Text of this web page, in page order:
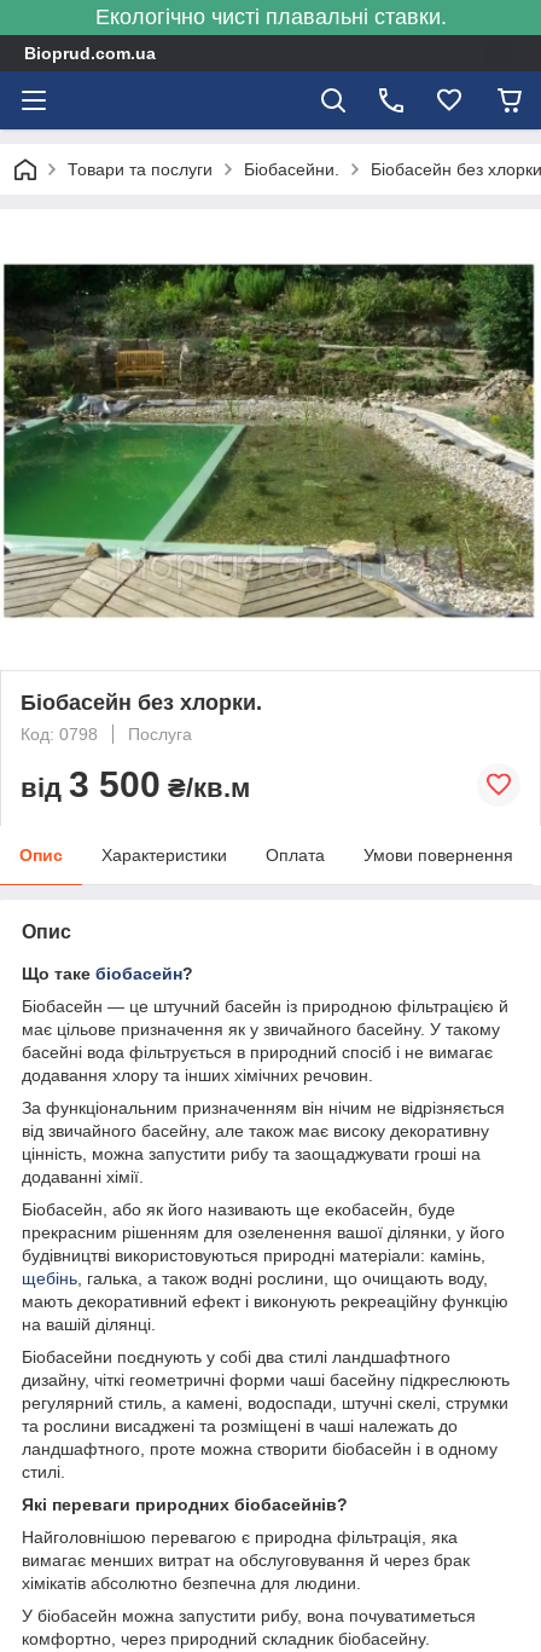
Екологічно чисті плавальні ставки.
Bioprud.com.ua
Товари та послуги Біобасейни. Біобасейн без
Біобасейн без хлорки.
Код: 0798 Послуга
від 3 500 ₴/кв.м
Опис Характеристики Оплата Умови повернення
Опис
Що таке біобасейн?
Біобасейн — це штучний басейн із природною фільтрацією й
має цільове призначення як у звичайного басейну. У такому
басейні вода фільтрується в природний спосіб і не вимагає
додавання хлору та інших хімічних речовин.
За функціональним призначенням він нічим не відрізняється
від звичайного басейну, але також має високу декоративну
цінність, можна запустити рибу та заощаджувати гроші на
додаванні хімії.
Біобасейн, або як його називають ще екобасейн, буде
прекрасним рішенням для озеленення вашої ділянки, у його
будівництві використовуються природні матеріали: камінь,
щебінь , галька, а також водні рослини, що очищають воду,
мають декоративний ефект і виконують рекреаційну функцію
на вашій ділянці.
Біобасейни поєднують у собі два стилі ландшафтного
дизайну, чіткі геометричні форми чаші басейну підкреслюють
регулярний стиль, а камені, водоспади, штучні скелі, струмки
та рослини висаджені та розміщені в чаші належать до
ландшафтного, проте можна створити біобасейн і в одному
стилі.
Які переваги природних біобасейнів?
Найголовнішою перевагою є природна фільтрація, яка
вимагає менших витрат на обслуговування й через брак
хімікатів абсолютно безпечна для людини.
У біобасейн можна запустити рибу, вона почуватиметься
комфортно, через природний складник біобасейну.